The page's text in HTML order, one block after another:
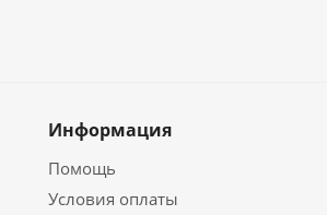
Информация
Помощь
Условия оплаты